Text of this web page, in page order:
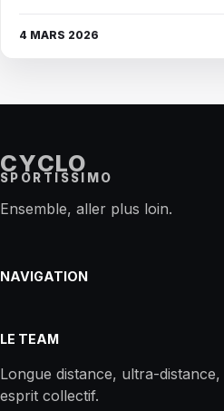
4 MARS 2026
CYCLO
SPORTISSIMO
Ensemble, aller plus loin.
NAVIGATION
LE TEAM
Longue distance, ultra-
esprit collectif.